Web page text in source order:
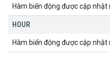
Hàm biến động được cập
HOUR
Hàm biến động được cập